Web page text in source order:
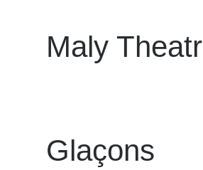
Maly Theatr
Glaçons